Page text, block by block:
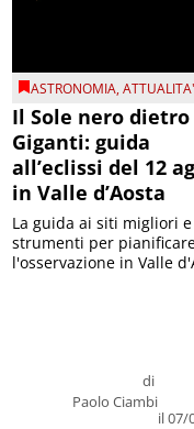
ASTRONOMIA,ATTUALITA'
Il Sole nero dietro
Giganti: guida
all’eclissi del 12
in Valle d’Aosta
di
Paolo Ciambi
il 07/
La guida ai siti migliori
strumenti per
l'osservazione in Valle